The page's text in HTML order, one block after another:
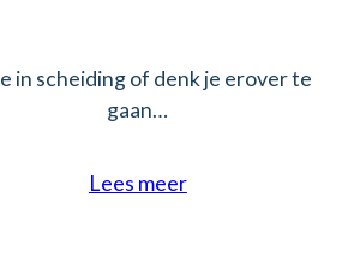
in scheiding of denk je erover te
gaan…
Lees meer